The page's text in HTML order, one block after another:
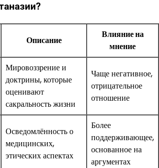
Описание
Влияние на
мнение
Мировоззрение и
доктрины, которые
оценивают
сакральность жизни
Чаще негативное,
отрицательное
отношение
Осведомлённость о
медицинских,
этических аспектах
Более
поддерживающее,
основанное на
аргументах